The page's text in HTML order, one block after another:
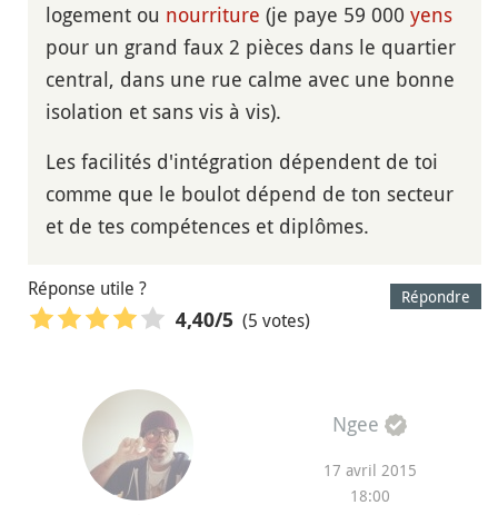
logement ou nourriture (je paye 59 000 yens
pour un grand faux 2 pièces dans le quartier
central, dans une rue calme avec une bonne
isolation et sans vis à vis).
Les facilités d'intégration dépendent de toi
comme que le boulot dépend de ton secteur
et de tes compétences et diplômes.
Répondre
Réponse utile ?
4,40/5 (5 votes)
Ngee
17 avril 2015
18:00